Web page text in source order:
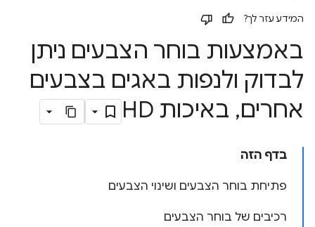
המידע עזר לך?
באמצעות בוחר הצבעים ניתן
לבדוק ולנפות באגים בצבעים
אחרים, באיכות HD
בדף הזה
פתיחת בוחר הצבעים ושינוי הצבעים
רכיבים של בוחר הצבעים